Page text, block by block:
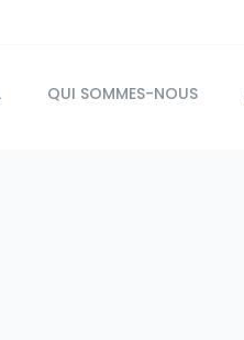
QUI SOMMES-NOUS